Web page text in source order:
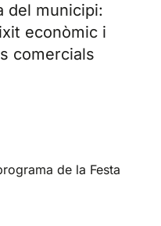
del municipi:
econòmic i
comercials
de la Festa